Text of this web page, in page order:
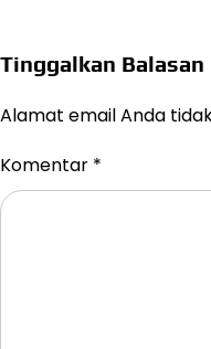
Tinggalkan Balasan
Alamat email Anda
Komentar *